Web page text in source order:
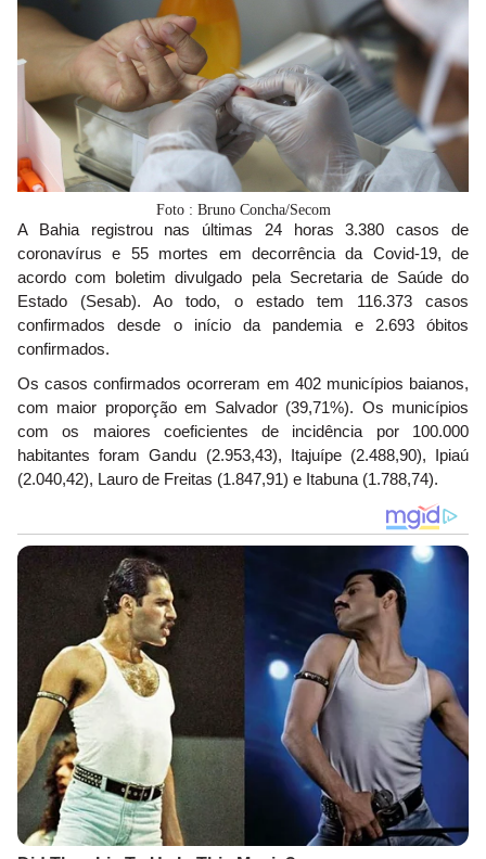
Foto : Bruno Concha/Secom
A Bahia registrou nas últimas 24 horas 3.380 casos de
coronavírus e 55 mortes em decorrência da Covid-19, de
acordo com boletim divulgado pela Secretaria de Saúde do
Estado (Sesab). Ao todo, o estado tem 116.373 casos
confirmados desde o início da pandemia e 2.693 óbitos
confirmados.
Os casos confirmados ocorreram em 402 municípios baianos,
com maior proporção em Salvador (39,71%). Os municípios
com os maiores coeficientes de incidência por 100.000
habitantes foram Gandu (2.953,43), Itajuípe (2.488,90), Ipiaú
(2.040,42), Lauro de Freitas (1.847,91) e Itabuna (1.788,74).